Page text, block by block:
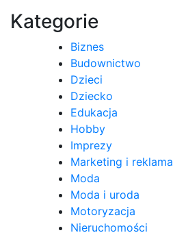
Kategorie
Biznes
Budownictwo
Dzieci
Dziecko
Edukacja
Hobby
Imprezy
Marketing i reklama
Moda
Moda i uroda
Motoryzacja
Nieruchomości